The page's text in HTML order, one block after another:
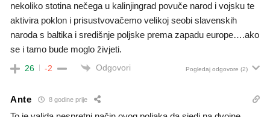
nekoliko stotina nečega u kalinjingrad povuče narod i vojsku te
aktivira poklon i prisustvovačemo velikoj seobi slavenskih
naroda s baltika i središnje poljske prema zapadu europe….ako
se i tamo bude moglo živjeti.
26 -2 Odgovori Pogledaj odgovore (2)
Ante 8 godine prije